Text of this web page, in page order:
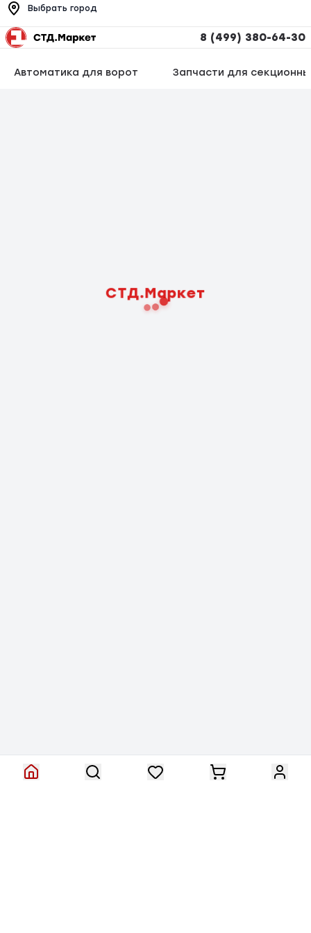
Выбрать город
8 (499) 380-64-30
Автоматика для ворот Запчасти для
СТД.Маркет